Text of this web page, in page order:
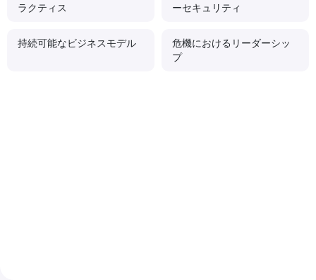
ラクティス
ーセキュリティ
持続可能なビジネスモデル
危機におけるリーダーシッ
プ